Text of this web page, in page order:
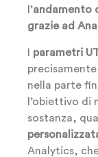
l’andamento
grazie ad
I parametri
nella parte
l’obiettivo di
sostanza,
Analytics,